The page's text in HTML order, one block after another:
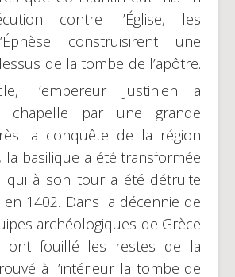
contre l’Église, les
construisirent une
de la tombe de l’apôtre.
l’empereur Justinien a
chapelle par une grande
la conquête de la région
la basilique a été transformée
qui à son tour a été détruite
en 1402. Dans la décennie de
archéologiques de Grèce
ont fouillé les restes de la
à l’intérieur la tombe de